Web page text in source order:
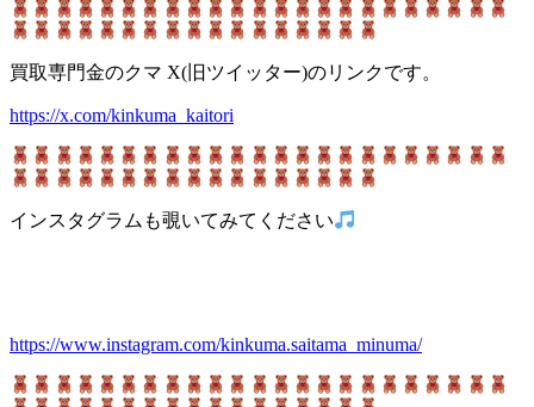
買取専門金のクマ X(旧ツイッター)のリンクです。
https://x.com/kinkuma_kaitori
インスタグラムも覗いてみてください
https://www.instagram.com/kinkuma.saitama_minuma/